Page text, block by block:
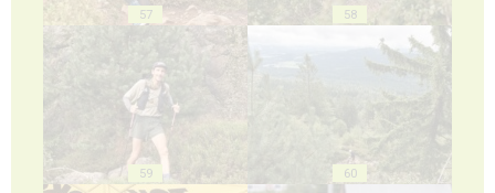
57 58
59 60